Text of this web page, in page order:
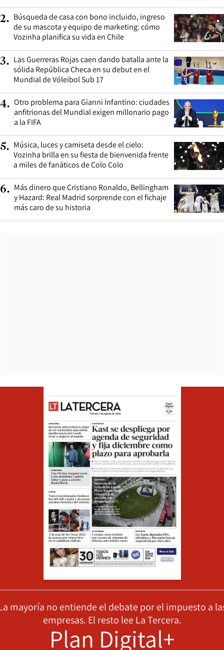
2. Búsqueda de casa con bono incluido, ingreso
de su mascota y equipo de marketing: cómo
Vozinha planifica su vida en Chile
3. Las Guerreras Rojas caen dando batalla ante la
sólida República Checa en su debut en el
Mundial de Vóleibol Sub 17
4. Otro problema para Gianni Infantino: ciudades
anfitrionas del Mundial exigen millonario pago
a la FIFA
5. Música, luces y camiseta desde el cielo:
Vozinha brilla en su fiesta de bienvenida frente
a miles de fanáticos de Colo Colo
6. Más dinero que Cristiano Ronaldo, Bellingham
y Hazard: Real Madrid sorprende con el fichaje
más caro de su historia
mayoría no entiende el debate por el impuesto a
empresas. El resto lee La Tercera.
Plan Digital+